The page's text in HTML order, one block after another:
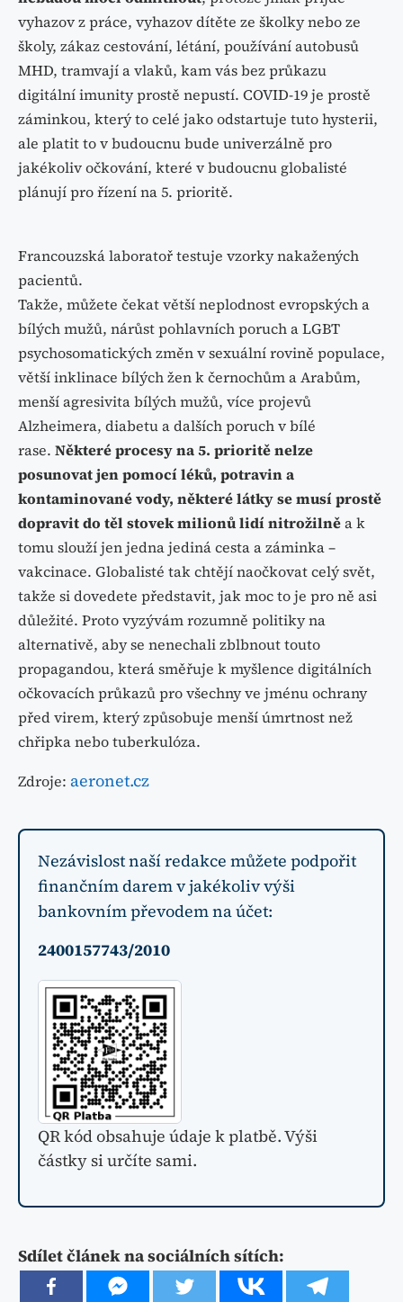
vyhazov z práce, vyhazov dítěte ze školky nebo ze
školy, zákaz cestování, létání, používání autobusů
MHD, tramvají a vlaků, kam vás bez průkazu
digitální imunity prostě nepustí. COVID-19 je prostě
záminkou, který to celé jako odstartuje tuto hysterii,
ale platit to v budoucnu bude univerzálně pro
jakékoliv očkování, které v budoucnu globalisté
plánují pro řízení na 5. prioritě.
Francouzská laboratoř testuje vzorky nakažených
pacientů.
Takže, můžete čekat větší neplodnost evropských a
bílých mužů, nárůst pohlavních poruch a LGBT
psychosomatických změn v sexuální rovině populace,
větší inklinace bílých žen k černochům a Arabům,
menší agresivita bílých mužů, více projevů
Alzheimera, diabetu a dalších poruch v bílé
rase. Některé procesy na 5. prioritě nelze
posunovat jen pomocí léků, potravin a
kontaminované vody, některé látky se musí prostě
dopravit do těl stovek milionů lidí nitrožilněa k
tomu slouží jen jedna jediná cesta a záminka –
vakcinace. Globalisté tak chtějí naočkovat celý svět,
takže si dovedete představit, jak moc to je pro ně asi
důležité. Proto vyzývám rozumně politiky na
alternativě, aby se nenechali zblbnout touto
propagandou, která směřuje k myšlence digitálních
očkovacích průkazů pro všechny ve jménu ochrany
před virem, který způsobuje menší úmrtnost než
chřipka nebo tuberkulóza.
Zdroje: aeronet.cz
Nezávislost naší redakce můžete podpořit
finančním darem v jakékoliv výši
bankovním převodem na účet:
2400157743/2010
QR kód obsahuje údaje k platbě. Výši
částky si určíte sami.
Sdílet článek na sociálních sítích: